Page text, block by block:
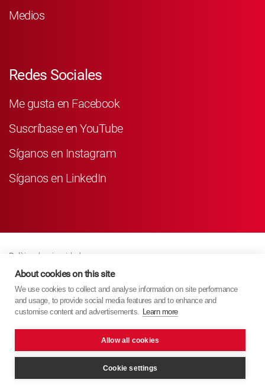
Medios
Redes Sociales
Me gusta en Facebook
Suscríbase en YouTube
Síganos en Instagram
Síganos en LinkedIn
Política de privacidad
Business Partner Privacy
Política De Cookies
Modern Slavery Act Policy
PixelTree Media
About cookies on this site
We use cookies to collect and analyse information on site performance
and usage, to provide social media features and to enhance and
customise content and advertisements. Learn more
Allow all cookies
Cookie settings